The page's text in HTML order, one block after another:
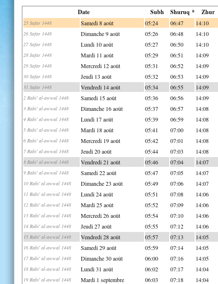
Date Subh Shuruq * Zhur
25 Safar 1448 Samedi 8 août 05:24 06:47 14:10
26 Safar 1448 Dimanche 9 août 05:26 06:48 14:10
27 Safar 1448 Lundi 10 août 05:27 06:50 14:10
28 Safar 1448 Mardi 11 août 05:29 06:51 14:09
29 Safar 1448 Mercredi 12 août 05:31 06:52 14:09
30 Safar 1448 Jeudi 13 août 05:32 06:53 14:09
31 Safar 1448 Vendredi 14 août 05:34 06:55 14:09
2 Rabi' al-awwal 1448 Samedi 15 août 05:36 06:56 14:09
3 Rabi' al-awwal 1448 Dimanche 16 août 05:37 06:57 14:08
4 Rabi' al-awwal 1448 Lundi 17 août 05:39 06:59 14:08
5 Rabi' al-awwal 1448 Mardi 18 août 05:41 07:00 14:08
6 Rabi' al-awwal 1448 Mercredi 19 août 05:42 07:01 14:08
7 Rabi' al-awwal 1448 Jeudi 20 août 05:44 07:03 14:08
8 Rabi' al-awwal 1448 Vendredi 21 août 05:46 07:04 14:07
9 Rabi' al-awwal 1448 Samedi 22 août 05:47 07:05 14:07
10 Rabi' al-awwal 1448 Dimanche 23 août 05:49 07:06 14:07
11 Rabi' al-awwal 1448 Lundi 24 août 05:51 07:08 14:06
12 Rabi' al-awwal 1448 Mardi 25 août 05:52 07:09 14:06
13 Rabi' al-awwal 1448 Mercredi 26 août 05:54 07:10 14:06
14 Rabi' al-awwal 1448 Jeudi 27 août 05:55 07:12 14:06
15 Rabi' al-awwal 1448 Vendredi 28 août 05:57 07:13 14:05
16 Rabi' al-awwal 1448 Samedi 29 août 05:59 07:14 14:05
17 Rabi' al-awwal 1448 Dimanche 30 août 06:00 07:16 14:05
18 Rabi' al-awwal 1448 Lundi 31 août 06:02 07:17 14:04
19 Rabi' al-awwal 1448 Mardi 1 septembre 06:03 07:18 14:04